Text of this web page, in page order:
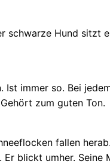
schwarze Hund sitzt
immer so. Bei
zum guten Ton.
fallen
blickt umher. Seine